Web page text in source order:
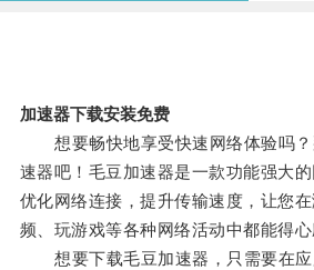
加速器下载安装免费
想要畅快地享受快速网络体验吗？
速器吧！毛豆加速器是一款功能强大
优化网络连接，提升传输速度，让您
频、玩游戏等各种网络活动中都能得心
想要下载毛豆加速器，只需要在应